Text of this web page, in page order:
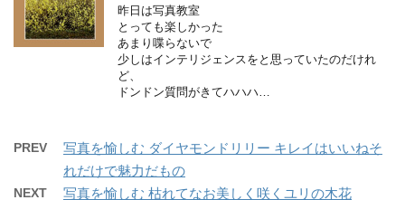
昨日は写真教室
とっても楽しかった
あまり喋らないで
少しはインテリジェンスをと思っていたのだけれ
ど、
ドンドン質問がきてハハハ…
PREV
写真を愉しむ ダイヤモンドリリー キレイはいいねそ
れだけで魅力だもの
NEXT
写真を愉しむ 枯れてなお美しく咲くユリの木花